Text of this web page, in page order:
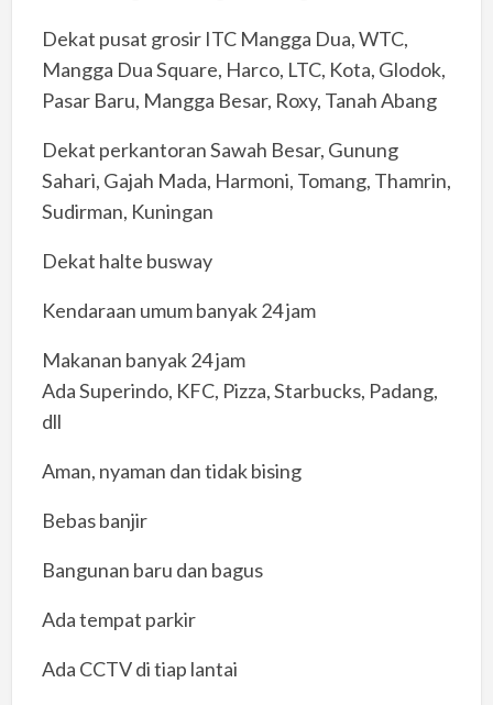
Dekat pusat grosir ITC Mangga Dua, WTC,
Mangga Dua Square, Harco, LTC, Kota, Glodok,
Pasar Baru, Mangga Besar, Roxy, Tanah Abang
Dekat perkantoran Sawah Besar, Gunung
Sahari, Gajah Mada, Harmoni, Tomang, Thamrin,
Sudirman, Kuningan
Dekat halte busway
Kendaraan umum banyak 24 jam
Makanan banyak 24 jam
Ada Superindo, KFC, Pizza, Starbucks, Padang,
dll
Aman, nyaman dan tidak bising
Bebas banjir
Bangunan baru dan bagus
Ada tempat parkir
Ada CCTV di tiap lantai